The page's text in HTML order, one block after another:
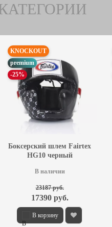
KNOCKOUT
premium
-25%
Боксерский шлем Fairtex
HG10 черный
В наличии
В корзину
23187 руб.
17390 руб.